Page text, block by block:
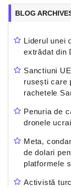
BLOG
Liderul unei
extrădat din
Sanctiuni
rusești care
rachetele
Penuria de
dronele
Meta,
de dolari
platformele
Activistă